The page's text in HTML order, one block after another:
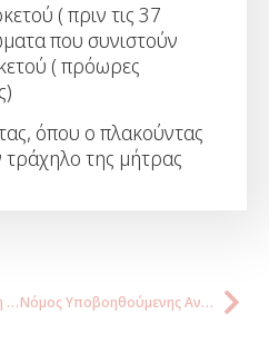
( πριν τις 37
που συνιστούν
( πρόωρες
όπου ο πλακούντας
τράχηλο της μήτρας
Εξωσωματική Γονιμοποίηση και Πολύδυμη Κύηση Νόμος Υποβοηθούμενης Αναπαραγωγής